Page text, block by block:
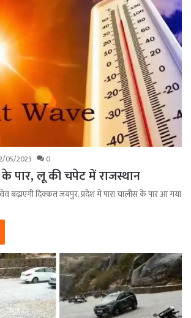
05/2023 0
के पार, लू की चपेट में राजस्थान
बढ़ाएगी दिक्कत जयपुर. प्रदेश में पारा चालीस के पार आ गया